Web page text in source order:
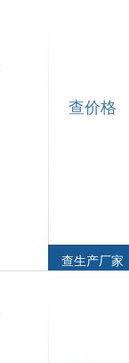
查价格
查生产厂家